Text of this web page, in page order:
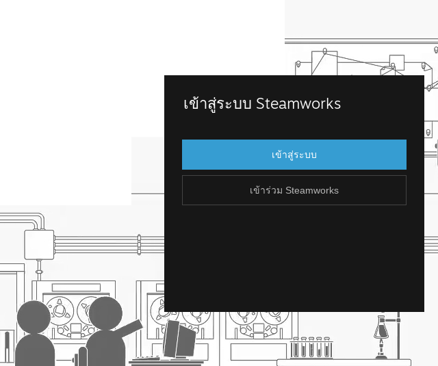
เข้าสู่ระบบ Steamworks
เข้าสู่ระบบ
เข้าร่วม Steamworks
เข้าร่วม Steamworks
Steam ที่คุณมีอยู่แล้ว แต่ถ้าคุณไม่มีบัญชี
Steam น่ะหรือ? คุณสามารถสร้างได้ไม่ยาก